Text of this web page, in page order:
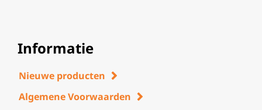
Informatie
Nieuwe producten
Algemene Voorwaarden